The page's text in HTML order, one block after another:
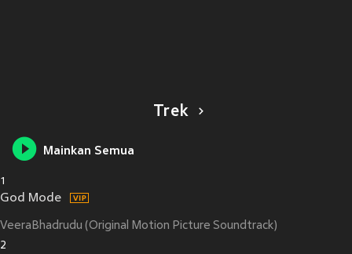
Trek
Mainkan Semua
1
God Mode
VeeraBhadrudu (Original Motion Picture Soundtrack)
2